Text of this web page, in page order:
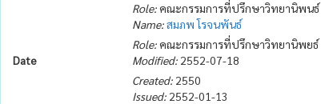
Role: คณะกรรมการที่ปรึกษาวิทยานิพนธ์
Name:สมภพ โรจนพันธ์
Role: คณะกรรมการที่ปรึกษาวิทยานิพยธ์
Date
Modified: 2552-07-18
Created: 2550
Issued: 2552-01-13